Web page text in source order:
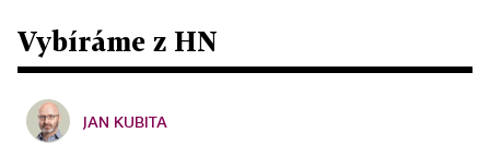
Vybíráme z HN
JAN KUBITA